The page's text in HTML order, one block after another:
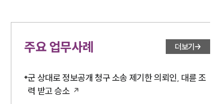
공지사항
뉴스레터/브로슈어
대륜법률상담예약
주요 업무사례 더보기
군 상대로 정보공개 청구 소송 제기한 의뢰인, 대륜 조
력 받고 승소